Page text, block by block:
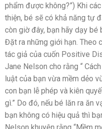
phẩm được không?”) Khi
thiện, bé sẽ có khả năng tự
còn giờ đây, bạn hãy dạy bé
Đặt ra những giới hạn. Theo
tác giả của cuốn Positive
Jane Nelson cho rằng “
luật của bạn vừa mềm dẻo
con bạn lễ phép và kiên
gì.” Do đó, nếu bé lăn ra ăn
bạn không có hiệu quả thì